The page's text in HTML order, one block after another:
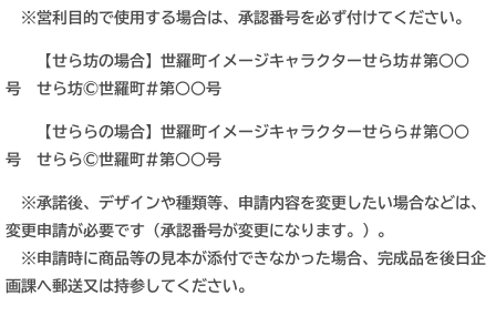
※営利目的で使用する場合は、承認番号を必ず付けてください。
【せら坊の場合】世羅町イメージキャラクターせら坊#第○○
号 せら坊©世羅町#第○○号
【せららの場合】世羅町イメージキャラクターせらら#第○○
号 せらら©世羅町#第○○号
※承諾後、デザインや種類等、申請内容を変更したい場合などは、
変更申請が必要です（承認番号が変更になります。）。
※申請時に商品等の見本が添付できなかった場合、完成品を後日企
画課へ郵送又は持参してください。